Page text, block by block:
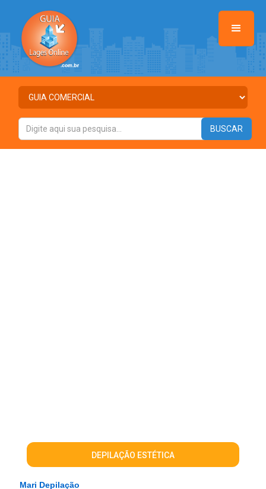
DEPILAÇÃO ESTÉTICA
Mari Depilação